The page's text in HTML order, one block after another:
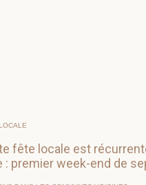
fête locale est
: premier week-end de